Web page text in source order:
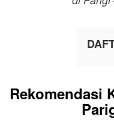
Rekomendasi